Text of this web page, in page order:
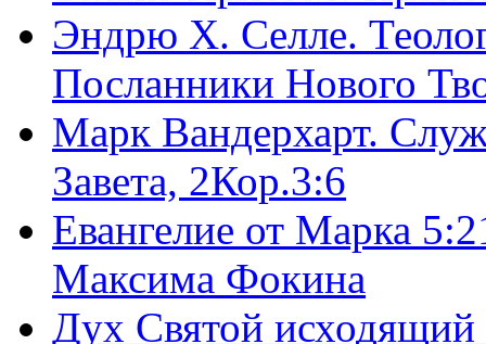
Эндрю Х. Селле.
Посланники Нового
Марк Вандерхарт.
Завета, 2Кор.3:6
Евангелие от Марка
Максима Фокина
Дух Святой